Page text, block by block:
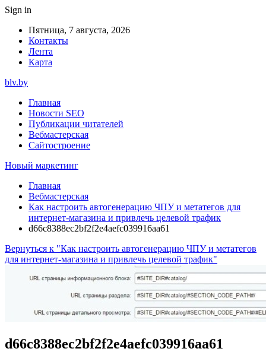
Sign in
Пятница, 7 августа, 2026
Контакты
Лента
Карта
blv.by
Главная
Новости SEO
Публикации читателей
Вебмастерская
Сайтостроение
Новый маркетинг
Главная
Вебмастерская
Как настроить автогенерацию ЧПУ и метатегов для
интернет-магазина и привлечь целевой трафик
d66c8388ec2bf2f2e4aefc039916aa61
Вернуться к "Как настроить автогенерацию ЧПУ и метатегов
для интернет-магазина и привлечь целевой трафик"
d66c8388ec2bf2f2e4aefc039916aa61